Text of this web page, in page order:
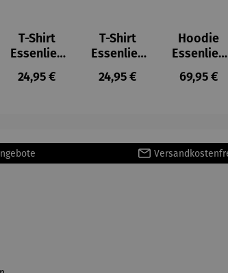
T-Shirt
Essenlieb
Regulärer Preis:
24,95 €
T-Shirt
Essenlieb
Regulärer Preis:
24,95 €
Hoodie
Essenlieb
69,95 €